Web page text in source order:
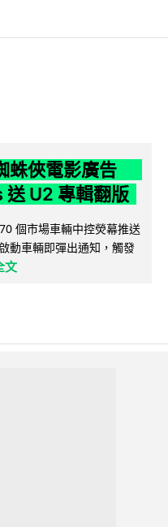
蛛俠電影廣告
送 U2 專輯翻版
個市場車輛中控熒幕推送
動車輛即彈出通知，觸發
文